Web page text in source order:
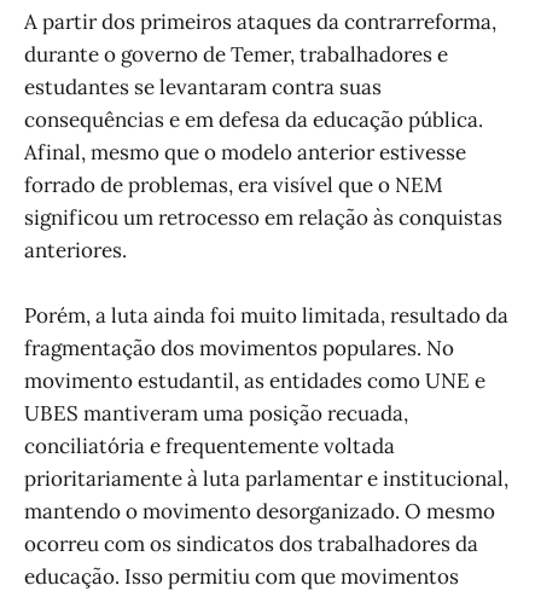
A partir dos primeiros ataques da contrarreforma,
durante o governo de Temer, trabalhadores e
estudantes se levantaram contra suas
consequências e em defesa da educação pública.
Afinal, mesmo que o modelo anterior estivesse
forrado de problemas, era visível que o NEM
significou um retrocesso em relação às conquistas
anteriores.
Porém, a luta ainda foi muito limitada, resultado da
fragmentação dos movimentos populares. No
movimento estudantil, as entidades como UNE e
UBES mantiveram uma posição recuada,
conciliatória e frequentemente voltada
prioritariamente à luta parlamentar e institucional,
mantendo o movimento desorganizado. O mesmo
ocorreu com os sindicatos dos trabalhadores da
educação. Isso permitiu com que movimentos